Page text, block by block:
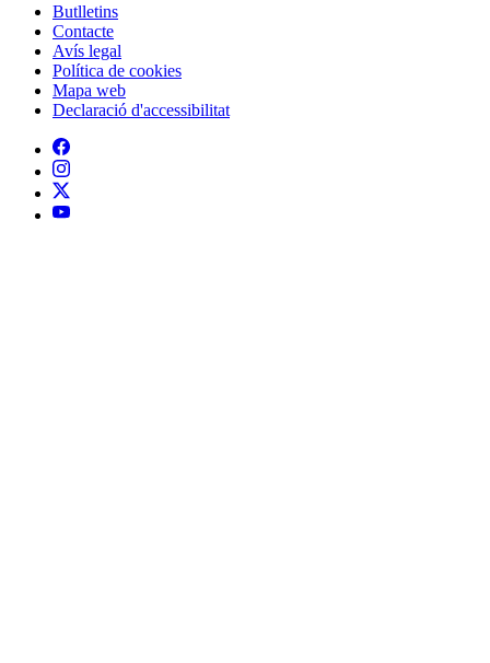
Peu
Butlletins
Contacte
Avís legal
Política de cookies
Mapa web
Declaració d'accessibilitat